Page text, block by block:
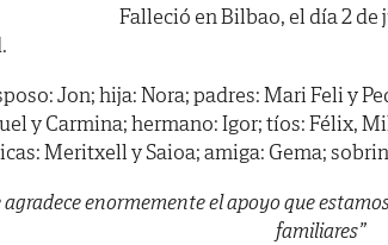
Falleció en Bilbao, el día 2 de
Jon; hija: Nora; padres: Mari Feli y
y Carmina; hermano: Igor; tíos: Félix,
Meritxell y Saioa; amiga: Gema;
agradece enormemente el apoyo que
familiares”